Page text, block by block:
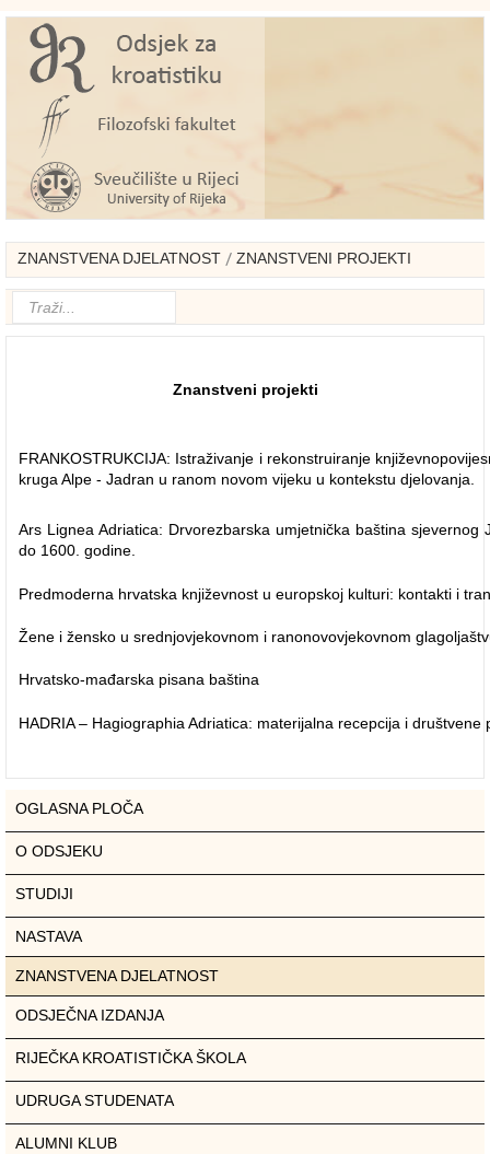
ZNANSTVENA DJELATNOST ZNANSTVENI PROJEKTI
Znanstveni projekti
FRANKOSTRUKCIJA: Istraživanje i rekonstruiranje
kruga Alpe - Jadran u ranom novom vijeku u kontekstu djelovanja.
Ars Lignea Adriatica: Drvorezbarska umjetnička baština sjevernog
do 1600. godine.
Predmoderna hrvatska književnost u europskoj kulturi: kontakti i
Žene i žensko u srednjovjekovnom i ranonovovjekovnom
Hrvatsko-mađarska pisana baština
HADRIA – Hagiographia Adriatica: materijalna recepcija i društvene
OGLASNA PLOČA
O ODSJEKU
STUDIJI
NASTAVA
ZNANSTVENA DJELATNOST
ODSJEČNA IZDANJA
RIJEČKA KROATISTIČKA ŠKOLA
UDRUGA STUDENATA
ALUMNI KLUB